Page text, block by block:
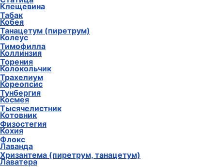
Табак
Танацетум (пиретрум)
Тимофилла
Торения
Трахелиум
Тунбергия
Тысячелистник
Физостегия
Флокс
Хризантема (пиретрум, танацетум)
Клещевина
Кобея
Колеус
Коллинзия
Колокольчик
Кореопсис
Космея
Котовник
Кохия
Лаванда
Лаватера